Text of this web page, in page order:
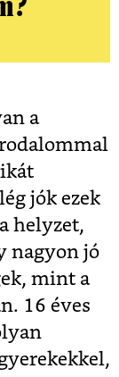
a
jók ezek
helyzet,
nagyon jó
mint a
16 éves